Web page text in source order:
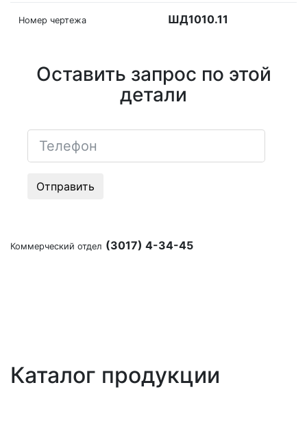
Номер чертежа ШД1010.11
Оставить запрос по этой
детали
Отправить
Коммерческий отдел (3017) 4-34-45
Каталог продукции